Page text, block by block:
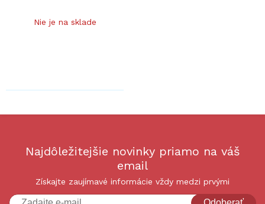
Nie je na sklade
Najdôležitejšie novinky priamo na váš
email
Získajte zaujímavé informácie vždy medzi prvými